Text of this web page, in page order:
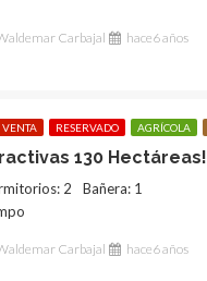
Carbajal hace6 años
VENTA RESERVADO AGRÍCOLA
130 Hectáreas!
2
Bañera: 1
Carbajal hace6 años